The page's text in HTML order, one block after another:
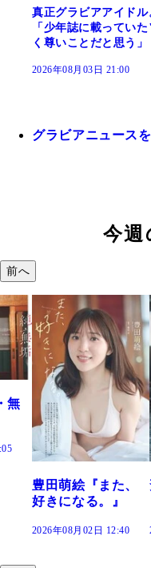
真正グラビアアイド
「少年誌に載ってい
く尊いことだと思う」
2026年08月03日 21:00
グラビアニュース
今週
前へ
斎藤恭代
『BOUND』
2026年08月02日 12:35